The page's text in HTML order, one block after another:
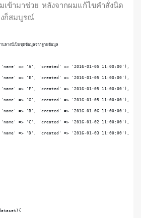
เข้ามาช่วย หลังจากผมแก้ไขคำสั่งนิด
งก็สมบูรณ์
ล่างนี้เป็นชุดข้อมูลจากฐานข้อมูล
=> 'A', 'created' => '2016-01-05 11:00:00'),
=> 'E', 'created' => '2016-01-05 11:00:00'),
=> 'F', 'created' => '2016-01-05 11:00:00'),
=> 'G', 'created' => '2016-01-05 11:00:00'),
=> 'B', 'created' => '2016-01-06 11:00:00'),
=> 'C', 'created' => '2016-01-02 11:00:00'),
=> 'D', 'created' => '2016-01-03 11:00:00'),